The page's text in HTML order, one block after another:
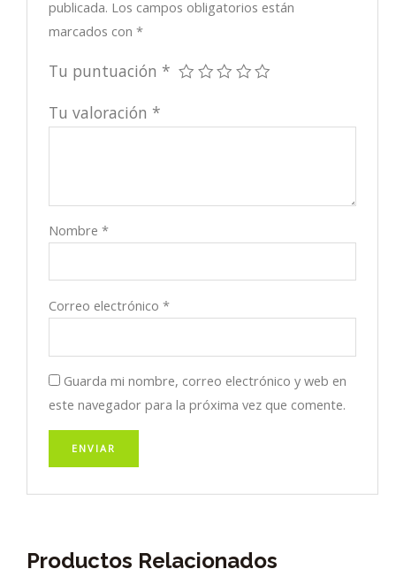
publicada. Los campos obligatorios están
marcados con*
Tu puntuación *
Tu valoración *
Nombre*
Correo electrónico*
Guarda mi nombre, correo electrónico y web en
este navegador para la próxima vez que comente.
Productos Relacionados